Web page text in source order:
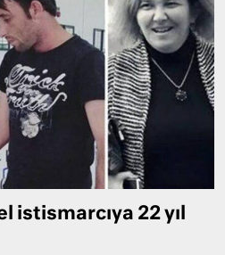
istismarcıya 22 yıl